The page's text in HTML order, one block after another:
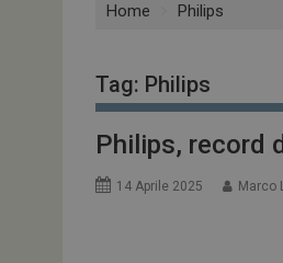
Home Philips
Tag: Philips
Philips, record
14 Aprile 2025 Marco